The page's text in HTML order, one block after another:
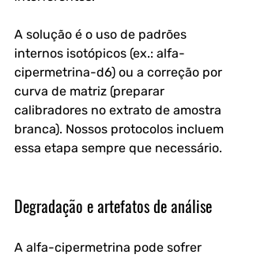
A solução é o uso de padrões
internos isotópicos (ex.: alfa-
cipermetrina-d6) ou a correção por
curva de matriz (preparar
calibradores no extrato de amostra
branca). Nossos protocolos incluem
essa etapa sempre que necessário.
Degradação e artefatos de análise
A alfa-cipermetrina pode sofrer